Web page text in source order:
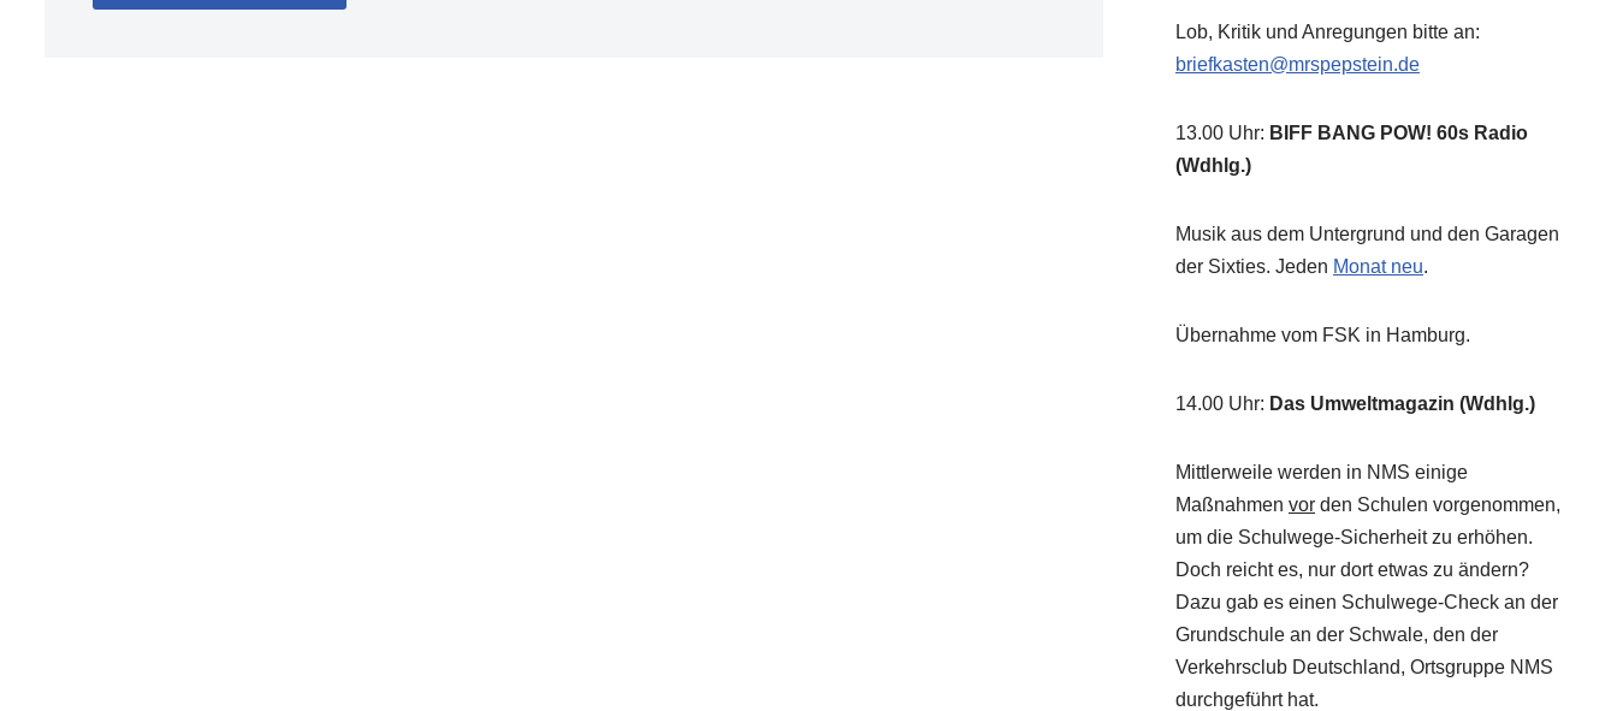
Lob, Kritik und Anregungen bitte an:
briefkasten@mrspepstein.de
13.00 Uhr: BIFF BANG POW! 60s Radio
(Wdhlg.)
Musik aus dem Untergrund und den Garagen
der Sixties. Jeden Monat neu.
Übernahme vom FSK in Hamburg.
14.00 Uhr: Das Umweltmagazin (Wdhlg.)
Mittlerweile werden in NMS einige
Maßnahmen vor den Schulen vorgenommen,
um die Schulwege-Sicherheit zu erhöhen.
Doch reicht es, nur dort etwas zu ändern?
Dazu gab es einen Schulwege-Check an der
Grundschule an der Schwale, den der
Verkehrsclub Deutschland, Ortsgruppe NMS
durchgeführt hat.